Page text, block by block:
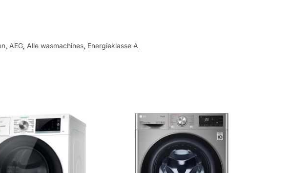
, AEG, Alle wasmachines, Energieklasse A